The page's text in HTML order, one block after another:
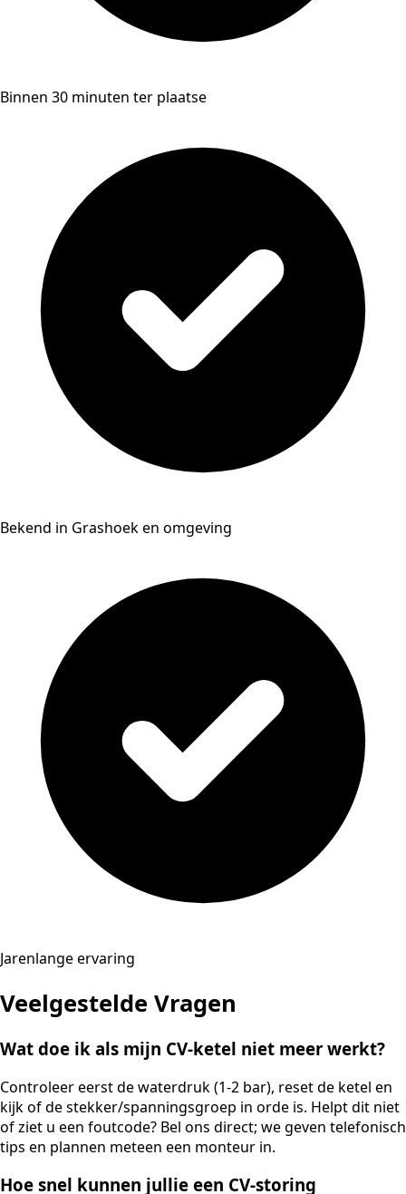
Binnen 30 minuten ter plaatse
Bekend in Grashoek en omgeving
Jarenlange ervaring
Veelgestelde Vragen
Wat doe ik als mijn CV-ketel niet meer werkt?
Controleer eerst de waterdruk (1-2 bar), reset de ketel en
kijk of de stekker/spanningsgroep in orde is. Helpt dit niet
of ziet u een foutcode? Bel ons direct; we geven telefonisch
tips en plannen meteen een monteur in.
Hoe snel kunnen jullie een CV-storing